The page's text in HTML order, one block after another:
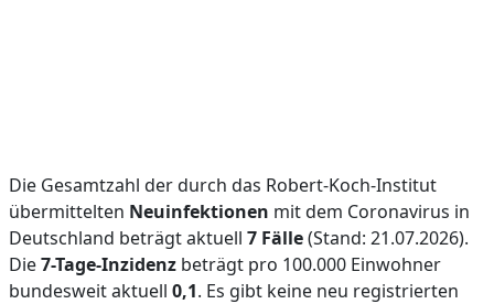
Die Gesamtzahl der durch das Robert-Koch-Institut
übermittelten Neuinfektionen mit dem Coronavirus in
Deutschland beträgt aktuell 7 Fälle(Stand: 21.07.2026).
Die7-Tage-Inzidenz beträgt pro 100.000 Einwohner
bundesweit aktuell 0,1. Es gibt keine neu registrierten